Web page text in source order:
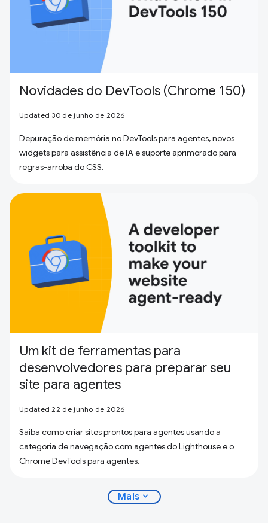
Novidades do DevTools (Chrome 150)
Updated 30 de junho de 2026
Depuração de memória no DevTools para agentes, novos
widgets para assistência de IA e suporte aprimorado para
regras-arroba do CSS.
Um kit de ferramentas para
desenvolvedores para preparar seu
site para agentes
Updated 22 de junho de 2026
Saiba como criar sites prontos para agentes usando a
categoria de navegação com agentes do Lighthouse e o
Chrome DevTools para agentes.
Mais expand_more